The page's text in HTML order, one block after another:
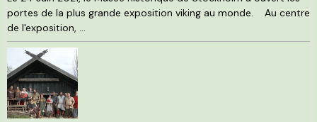
portes de la plus grande exposition viking au monde. Au centre
de l'exposition, ...